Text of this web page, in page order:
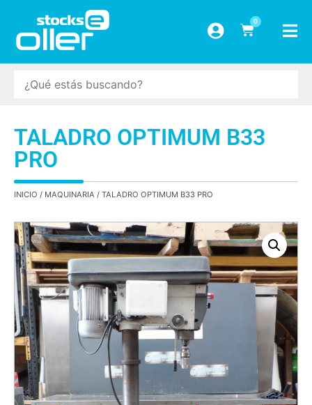
0
TALADRO OPTIMUM B33
PRO
INICIO / MAQUINARIA / TALADRO OPTIMUM B33 PRO